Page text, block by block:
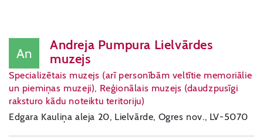
An
Andreja Pumpura Lielvārdes
muzejs
Specializētais muzejs (arī personībām veltītie memoriālie
un piemiņas muzeji), Reģionālais muzejs (daudzpusīgi
raksturo kādu noteiktu teritoriju)
Edgara Kauliņa aleja 20, Lielvārde, Ogres nov., LV-5070